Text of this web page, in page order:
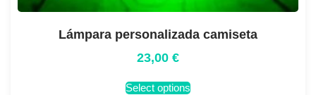
Lámpara personalizada camiseta
23,00 €
Select options